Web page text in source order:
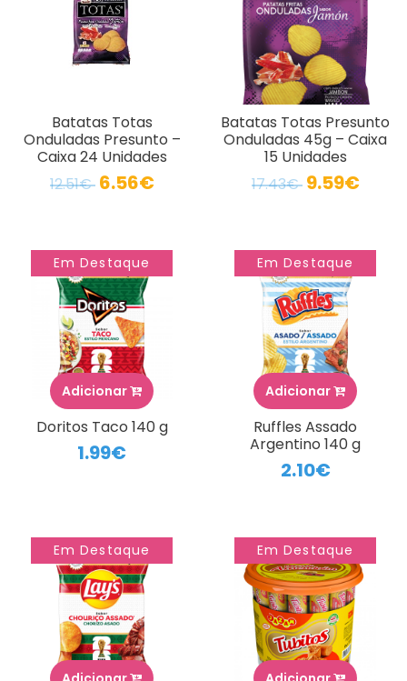
Batatas Totas
Onduladas Presunto –
Caixa 24 Unidades
12.51€ 6.56€
Batatas Totas Presunto
Onduladas 45g – Caixa
15 Unidades
17.43€ 9.59€
Em Destaque
Adicionar
Doritos Taco 140 g
1.99€
Em Destaque
Adicionar
Ruffles Assado
Argentino 140 g
2.10€
Em Destaque Em Destaque